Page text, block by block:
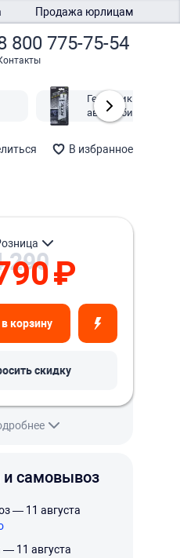
Продажа юрлицам
800 775-75-54
Герметики
автомобильные
В избранное
розница
290₽
корзину
скидку
и самовывоз
— 11 августа
11 августа